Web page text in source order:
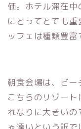
価。ホテル滞在
にとってとても
ッフェは種類豊富
朝食会場は、ビー
こちらのリゾー
れなりに大きい